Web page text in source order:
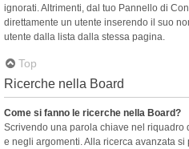
ignorati. Altrimenti, dal tuo Pannello di
direttamente un utente inserendo il suo
utente dalla lista dalla stessa pagina.
Top
Ricerche nella Board
Come si fanno le ricerche nella Board?
Scrivendo una parola chiave nel riquadro
e negli argomenti. Alla ricerca avanzata si